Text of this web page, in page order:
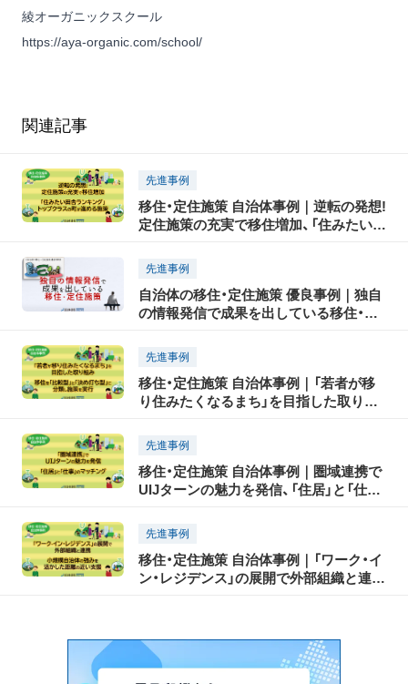
綾オーガニックスクール
https://aya-organic.com/school/
関連記事
先進事例
移住・定住施策 自治体事例｜逆転の発想!
定住施策の充実で移住増加、「住みたい田
る施策
先進事例
自治体の移住・定住施策 優良事例｜独自
の情報発信で成果を出している移住・定
先進事例
移住・定住施策 自治体事例｜「若者が移
り住みたくなるまち」を目指した取り組
類し施策を実行
先進事例
移住・定住施策 自治体事例｜圏域連携で
UIJターンの魅力を発信、「住居」と「仕
先進事例
移住・定住施策 自治体事例｜「ワーク・イ
ン・レジデンス」の展開で外部組織と連